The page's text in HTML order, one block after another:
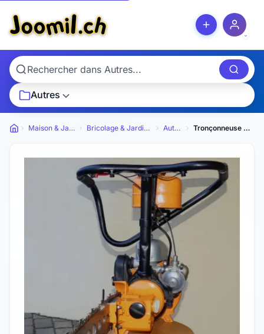
Autres
Petites annonces
Maison & Jardin Bricolage & Jardinage Autres Tronçonneuse de collection Druzba